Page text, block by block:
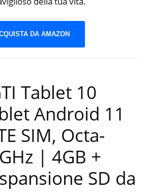
DA AMAZON
Tablet 10
Android 11
SIM, Octa-
| 4GB +
SD da